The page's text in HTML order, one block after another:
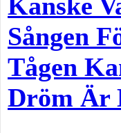
Sången
Tågen
Dröm Är